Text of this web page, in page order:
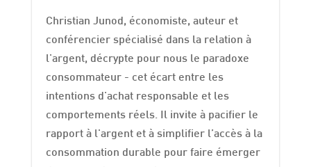
Christian Junod, économiste, auteur et
conférencier spécialisé dans la relation à
l'argent, décrypte pour nous le paradoxe
consommateur - cet écart entre les
intentions d'achat responsable et les
comportements réels. Il invite à pacifier le
rapport à l'argent et à simplifier l’accès à la
consommation durable pour faire émerger